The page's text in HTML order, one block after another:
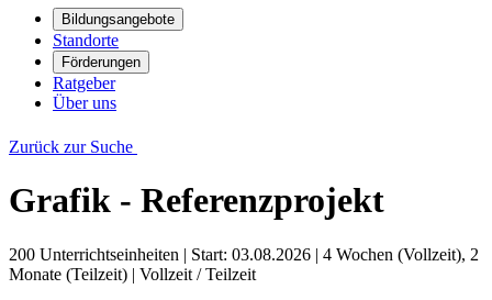
Bildungsangebote
Standorte
Förderungen
Ratgeber
Über uns
Zurück zur Suche
Grafik - Referenzprojekt
200 Unterrichtseinheiten | Start: 03.08.2026 | 4 Wochen (Vollzeit), 2
Monate (Teilzeit) | Vollzeit / Teilzeit